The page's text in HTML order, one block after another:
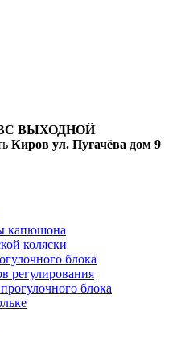
ВЫХОДНОЙ
Киров ул. Пугачёва дом 9
капюшона
коляски
блока
регулирования
блока